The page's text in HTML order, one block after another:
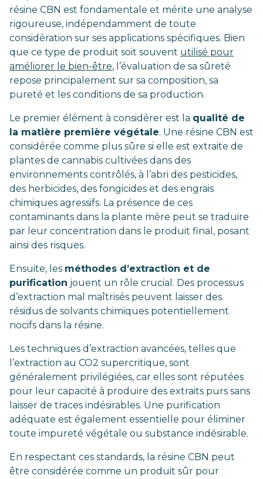
résine CBN est fondamentale et mérite une analyse
rigoureuse, indépendamment de toute
considération sur ses applications spécifiques. Bien
que ce type de produit soit souvent utilisé pour
améliorer le bien-être, l’évaluation de sa sûreté
repose principalement sur sa composition, sa
pureté et les conditions de sa production.
Le premier élément à considérer est la qualité de
la matière première végétale. Une résine CBN est
considérée comme plus sûre si elle est extraite de
plantes de cannabis cultivées dans des
environnements contrôlés, à l’abri des pesticides,
des herbicides, des fongicides et des engrais
chimiques agressifs. La présence de ces
contaminants dans la plante mère peut se traduire
par leur concentration dans le produit final, posant
ainsi des risques.
Ensuite, les méthodes d’extraction et de
purification jouent un rôle crucial. Des processus
d’extraction mal maîtrisés peuvent laisser des
résidus de solvants chimiques potentiellement
nocifs dans la résine.
Les techniques d’extraction avancées, telles que
l’extraction au CO2 supercritique, sont
généralement privilégiées, car elles sont réputées
pour leur capacité à produire des extraits purs sans
laisser de traces indésirables. Une purification
adéquate est également essentielle pour éliminer
toute impureté végétale ou substance indésirable.
En respectant ces standards, la résine CBN peut
être considérée comme un produit sûr pour